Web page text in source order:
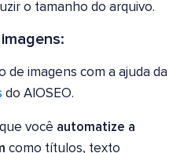
o tamanho do arquivo.
de imagens com a ajuda da
do AIOSEO.
você automatize a
como títulos, texto